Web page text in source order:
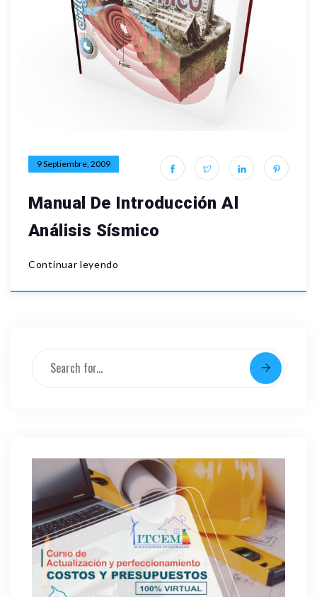
9 Septiembre, 2009
Manual De Introducción Al
Análisis Sísmico
Continuar leyendo